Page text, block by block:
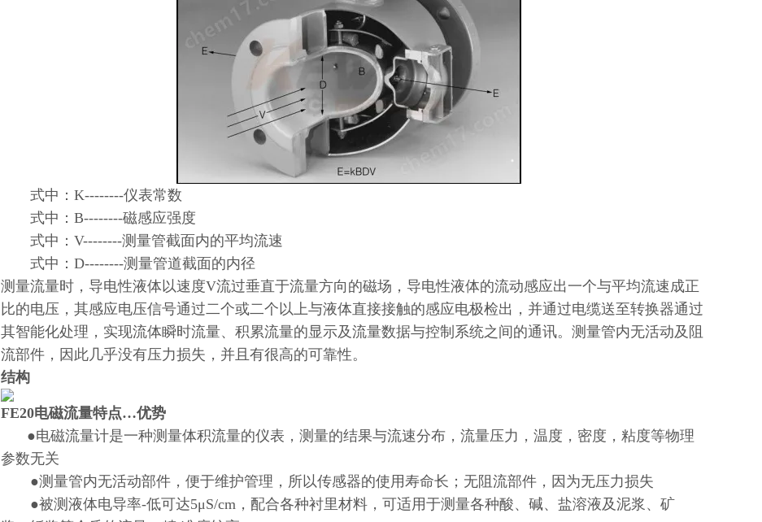
式中：K--------仪表常数
式中：B--------磁感应强度
式中：V--------测量管截面内的平均流速
式中：D--------测量管道截面的内径
测量流量时，导电性液体以速度V流过垂直于流量方向的磁场，导电性液体的流动感应出一个与平均流速成正
比的电压，其感应电压信号通过二个或二个以上与液体直接接触的感应电极检出，并通过电缆送至转换器通过
其智能化处理，实现流体瞬时流量、积累流量的显示及流量数据与控制系统之间的通讯。测量管内无活动及阻
流部件，因此几乎没有压力损失，并且有很高的可靠性。
结构
FE20电磁流量特点…优势
●电磁流量计是一种测量体积流量的仪表，测量的结果与流速分布，流量压力，温度，密度，粘度等物理
参数无关
●测量管内无活动部件，便于维护管理，所以传感器的使用寿命长；无阻流部件，因为无压力损失
●被测液体电导率-低可达5μS/cm，配合各种衬里材料，可适用于测量各种酸、碱、盐溶液及泥浆、矿